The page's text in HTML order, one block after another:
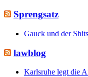
Sprengsatz
Gauck und der
lawblog
Karlsruhe legt die